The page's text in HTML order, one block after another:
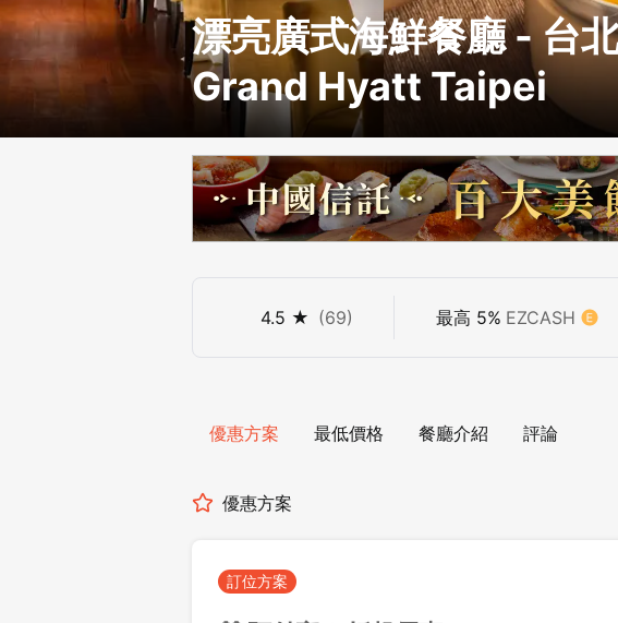
漂亮廣式海鮮餐廳 - 台
Grand Hyatt Taipei
4.5 ★ (69) 最高 5% EZCASH
優惠方案 最低價格 餐廳介紹 評論
優惠方案
訂位方案